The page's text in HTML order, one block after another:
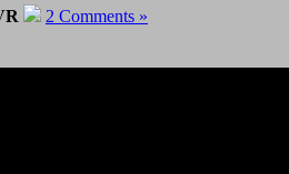
2 Comments »